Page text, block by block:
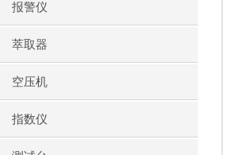
报警仪
萃取器
空压机
指数仪